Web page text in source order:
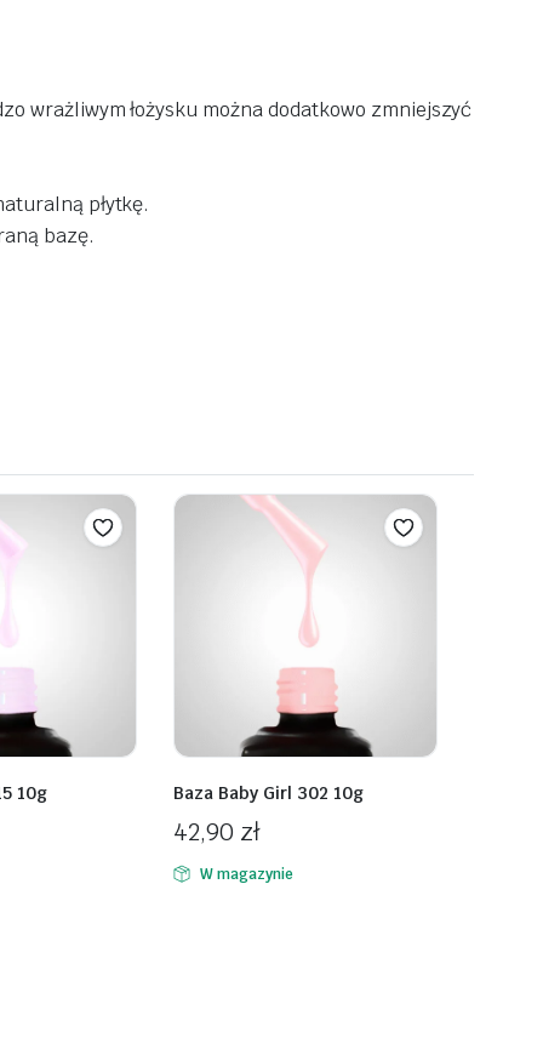
wrażliwym łożysku można dodatkowo zmniejszyć
płytkę.
bazę.
10g Baza Baby Girl 302 10g
42,90 zł
W magazynie